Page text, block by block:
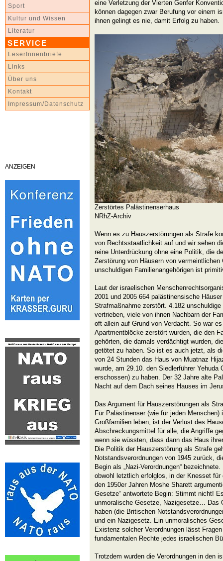
Sport
Kultur und Wissen
Literatur
SERVICE
LeserInnenbriefe
Links
Über uns
Kontakt
Impressum/Datenschutz
ANZEIGEN
eine Verletzung der Vierten Genfer
können dagegen zwar Berufung vor einem
ihnen gelingt es nie, damit Erfolg zu haben.
Zerstörtes Palästinenserhaus
NRhZ-Archiv
Wenn es zu Hauszerstörungen als Strafe
von Rechtsstaatlichkeit auf und wir sehen
reine Unterdrückung ohne eine Politik, die
Zerstörung von Häusern von vermeintlichen
unschuldigen Familienangehörigen ist
Laut der israelischen
2001 und 2005 664 palästinensische
Strafmaßnahme zerstört. 4.182
vertrieben, viele von ihnen Nachbarn der
oft allein auf Grund von Verdacht. So war
Apartmentblöcke zerstört wurden, die den
gehörten, die damals verdächtigt wurden,
getötet zu haben. So ist es auch jetzt, als
von 24 Stunden das Haus von Muatnaz
wurde, am 29.10. den Siedlerführer Yehuda
erschossen) zu haben. Der 32 Jahre alte
Nacht auf dem Dach seines Hauses im
Das Argument für Hauszerstörungen als
Für Palästinenser (wie für jeden
Großfamilien leben, ist der Verlust des
Abschreckungsmittel für alle, die Angriffe
wenn sie wüssten, dass dann das Haus
Die Politik der Hauszerstörung als Strafe
Notstandsverordnungen von 1945 zurück,
Begin als „Nazi-Verordnungen“
obwohl letztlich erfolglos, in der Knesset
den 1950er Jahren Moshe Sharett
Gesetze“ antwortete Begin: Stimmt nicht!
unmoralische Gesetze, Nazigesetze… Das
haben (die Britischen
und ein Nazigesetz. Ein unmoralisches
Existenz solcher Verordnungen lässt
fundamentalen Rechte jedes israelischen
Trotzdem wurden die Verordnungen in den